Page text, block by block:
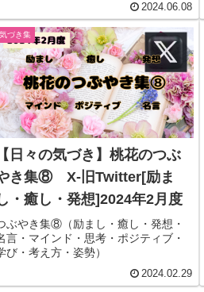
2024.06.08
気づき集
【日々の気づき】桃花のつぶ
き集⑧ X-旧Twitter[励ま
・癒し・発想]2024年2月度
ぶやき集⑧（励まし・癒し・発想・
言・マインド・思考・ポジティブ・
び・考え方・姿勢）
2024.02.29